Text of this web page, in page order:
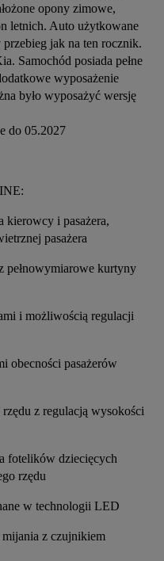
opony zimowe,
letnich. Auto użytkowane
jak na ten rocznik.
Samochód posiada pełne
wyposażenie
było wyposażyć wersję
do 05.2027
kierowcy i pasażera,
pasażera
pełnowymiarowe kurtyny
i możliwością regulacji
obecności pasażerów
z regulacją wysokości
fotelików dziecięcych
rzędu
w technologii LED
mijania z czujnikiem